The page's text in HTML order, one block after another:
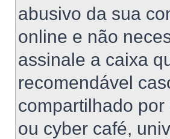
abusivo da sua
online e não
assinale a caixa
recomendável
compartilhado
ou cyber café,